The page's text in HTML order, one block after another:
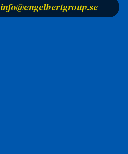
info@engelbertgroup.se